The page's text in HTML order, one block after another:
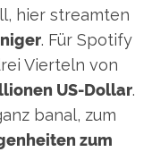
hier streamten
. Für Spotify
Vierteln von
US-Dollar.
banal, zum
zum